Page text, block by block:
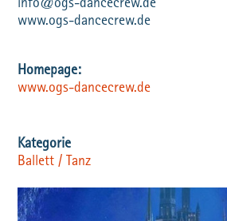
info@ogs-dancecrew.de
www.ogs-dancecrew.de
www.ogs-dancecrew.de
Ballett / Tanz